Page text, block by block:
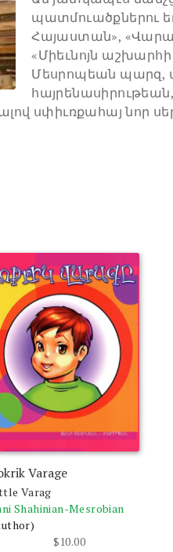
պատմուածքներու եւ
Հայաստան»,
«Միեւնոյն
Մեսրոպեան պարզ,
սփիւռքահայ նոր
Varage
Varag
Shahinian-Mesrobian
$10.00